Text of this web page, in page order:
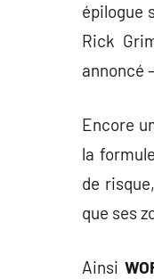
épilogue
Rick
annoncé –
Encore
la
de
que ses
Ainsi